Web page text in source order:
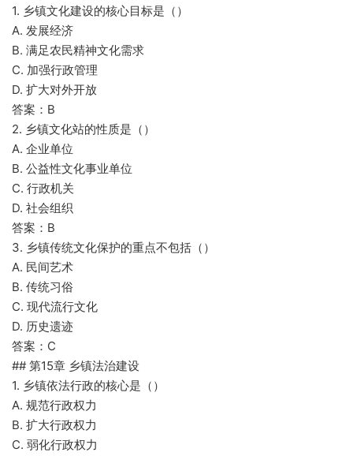
1. 乡镇文化建设的核心目标是（）
A. 发展经济
B. 满足农民精神文化需求
C. 加强行政管理
D. 扩大对外开放
答案：B
2. 乡镇文化站的性质是（）
A. 企业单位
B. 公益性文化事业单位
C. 行政机关
D. 社会组织
答案：B
3. 乡镇传统文化保护的重点不包括（）
A. 民间艺术
B. 传统习俗
C. 现代流行文化
D. 历史遗迹
答案：C
## 第15章 乡镇法治建设
1. 乡镇依法行政的核心是（）
A. 规范行政权力
B. 扩大行政权力
C. 弱化行政权力